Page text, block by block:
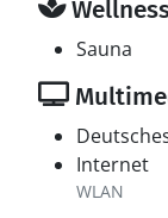
Sauna
Internet
WLAN